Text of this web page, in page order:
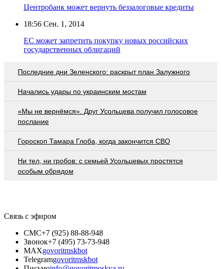
Центробанк может вернуть беззалоговые кредиты
18:56 Сен. 1, 2014
ЕС может запретить покупку новых российских
государственных облигаций
Последние дни Зеленского: раскрыт план Залужного
Начались удары по украинским мостам
«Мы не вернёмся». Друг Усольцева получил голосовое
послание
Гороскоп Тамара Глоба, когда закончится СВО
Ни тел, ни гробов: с семьей Усольцевых простятся
особым обрядом
Связь с эфиром
СМС+7 (925) 88-88-948
Звонок+7 (495) 73-73-948
MAXgovoritmskbot
Telegramgovoritmskbot